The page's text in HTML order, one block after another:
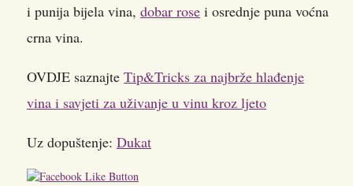
i punija bijela vina, dobar rose i osrednje puna voćna
crna vina.
OVDJE saznajte Tip&Tricks za najbrže hlađenje
vina i savjeti za uživanje u vinu kroz ljeto
Uz dopuštenje: Dukat